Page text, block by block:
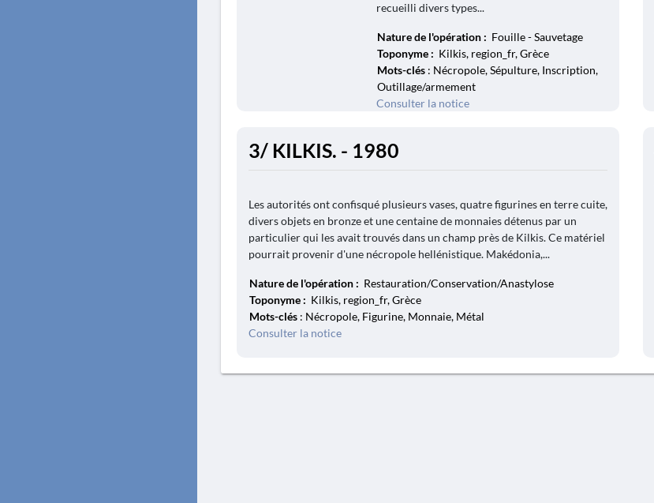
recueilli divers types...
Nature de l'opération : Fouille - Sauvetage
Toponyme : Kilkis, region_fr, Grèce
Mots-clés: Nécropole, Sépulture, Inscription,
Outillage/armement
Consulter la notice
3/ KILKIS. - 1980
Les autorités ont confisqué plusieurs vases, quatre figurines en terre cuite,
divers objets en bronze et une centaine de monnaies détenus par un
particulier qui les avait trouvés dans un champ près de Kilkis. Ce matériel
pourrait provenir d'une nécropole hellénistique. Makédonia,...
Nature de l'opération : Restauration/Conservation/Anastylose
Toponyme : Kilkis, region_fr, Grèce
Mots-clés : Nécropole, Figurine, Monnaie, Métal
Consulter la notice